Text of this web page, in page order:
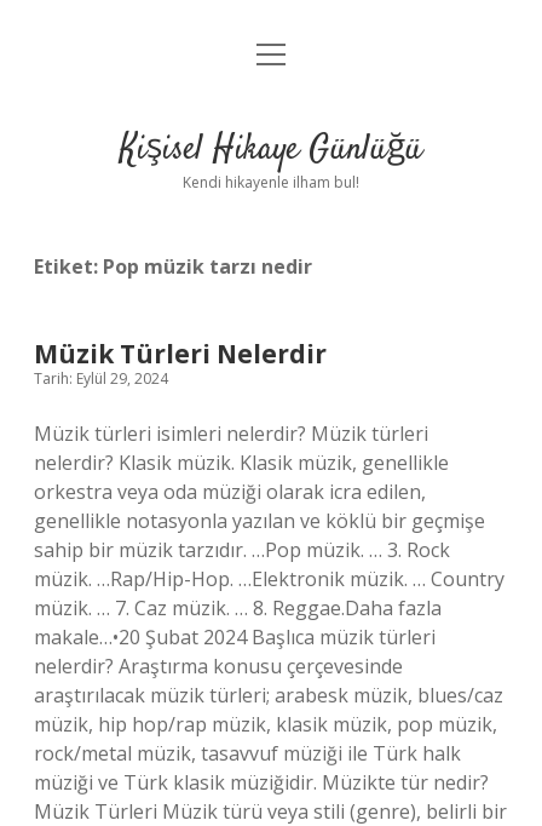
Anasayfa
Yasal Uyarı
menüyü
Kişisel Hikaye Günlüğü
Kendi hikayenle ilham bul!
Etiket: Pop müzik tarzı nedir
Müzik Türleri Nelerdir
Tarih: Eylül 29, 2024
Müzik türleri isimleri nelerdir? Müzik türleri
nelerdir? Klasik müzik. Klasik müzik, genellikle
orkestra veya oda müziği olarak icra edilen,
genellikle notasyonla yazılan ve köklü bir geçmişe
sahip bir müzik tarzıdır. …Pop müzik. … 3. Rock
müzik. …Rap/Hip-Hop. …Elektronik müzik. … Country
müzik. … 7. Caz müzik. … 8. Reggae.Daha fazla
makale…•20 Şubat 2024 Başlıca müzik türleri
nelerdir? Araştırma konusu çerçevesinde
araştırılacak müzik türleri; arabesk müzik, blues/caz
müzik, hip hop/rap müzik, klasik müzik, pop müzik,
rock/metal müzik, tasavvuf müziği ile Türk halk
müziği ve Türk klasik müziğidir. Müzikte tür nedir?
Müzik Türleri Müzik türü veya stili (genre), belirli bir